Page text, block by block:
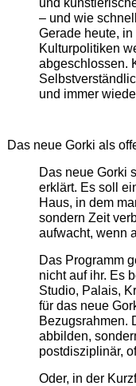
und
– und wie
Gerade heute,
Kulturpolitiken
abgeschlossen.
und immer
Das neue Gorki als
Das neue Gorki
erklärt. Es soll
Haus, in dem
sondern Zeit
aufwacht, wenn
Das Programm
nicht auf ihr. Es
Studio, Palais,
für das neue
Bezugsrahmen.
abbilden,
postdisziplinär,
Oder, in der